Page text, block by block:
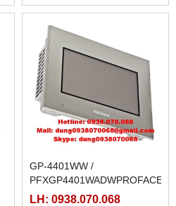
GP-4401WW /
PFXGP4401WADWPROFACE
LH: 0938.070.068